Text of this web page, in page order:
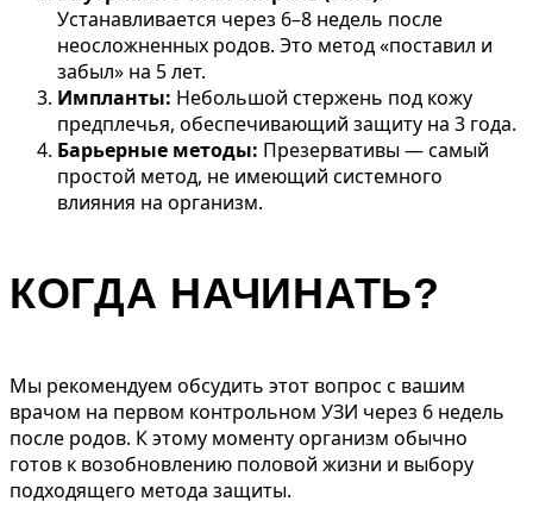
Устанавливается через 6–8 недель после
неосложненных родов. Это метод «поставил и
забыл» на 5 лет.
Импланты: Небольшой стержень под кожу
предплечья, обеспечивающий защиту на 3 года.
Барьерные методы: Презервативы — самый
простой метод, не имеющий системного
влияния на организм.
КОГДА НАЧИНАТЬ?
Мы рекомендуем обсудить этот вопрос с вашим
врачом на первом контрольном УЗИ через 6 недель
после родов. К этому моменту организм обычно
готов к возобновлению половой жизни и выбору
подходящего метода защиты.